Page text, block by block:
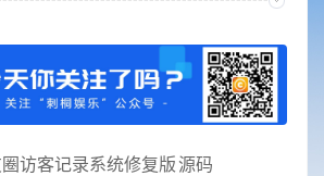
访客记录系统修复版源码